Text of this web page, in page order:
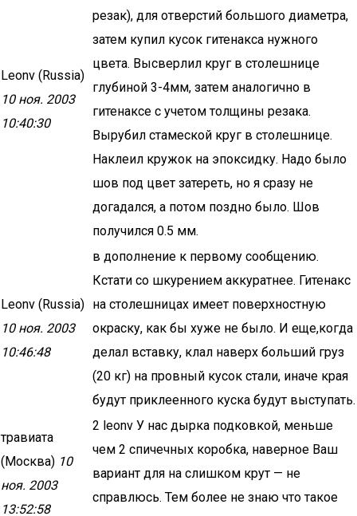
Leonv (Russia)
10 ноя. 2003
10:40:30
резак), для отверстий большого диаметра,
затем купил кусок гитенакса нужного
цвета. Высверлил круг в столешнице
глубиной 3-4мм, затем аналогично в
гитенаксе с учетом толщины резака.
Вырубил стамеской круг в столешнице.
Наклеил кружок на эпоксидку. Надо было
шов под цвет затереть, но я сразу не
догадался, а потом поздно было. Шов
получился 0.5 мм.
Leonv (Russia)
10 ноя. 2003
10:46:48
в дополнение к первому сообщению.
Кстати со шкурением аккуратнее. Гитенакс
на столешницах имеет поверхностную
окраску, как бы хуже не было. И еще,когда
делал вставку, клал наверх больший груз
(20 кг) на провный кусок стали, иначе края
будут приклеенного куска будут выступать.
травиата
(Москва) 10
ноя. 2003
13:52:58
2 leonv У нас дырка подковкой, меньше
чем 2 спичечных коробка, наверное Ваш
вариант для на слишком крут — не
справлюсь. Тем более не знаю что такое